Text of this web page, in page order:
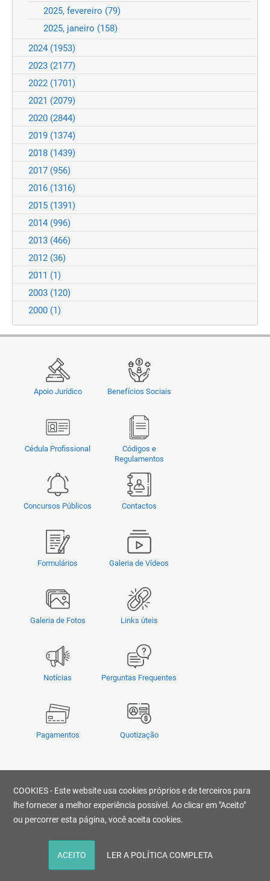
2025, fevereiro (79)
2025, janeiro (158)
2024 (1953)
2023 (2177)
2022 (1701)
2021 (2079)
2020 (2844)
2019 (1374)
2018 (1439)
2017 (956)
2016 (1316)
2015 (1391)
2014 (996)
2013 (466)
2012 (36)
2011 (1)
2003 (120)
2000 (1)
Apoio Jurídico Benefícios Sociais
Cédula Profissional
Códigos e
Regulamentos
Concursos Públicos Contactos
Formulários Galeria de Vídeos
Galeria de Fotos Links úteis
Notícias Perguntas Frequentes
Pagamentos Quotização
© Copyright 2026 - OMSUL | O conteúdo não pode ser copiado, publicado,
transmitido, reescrito ou redistribuído sem prévia autorização.
Desenvolvido por
COOKIES - Este website usa cookies próprios e de terceiros para
lhe fornecer a melhor experiência possível. Ao clicar em "Aceito"
ou percorrer esta página, você aceita cookies.
ACEITO LER A POLÍTICA COMPLETA